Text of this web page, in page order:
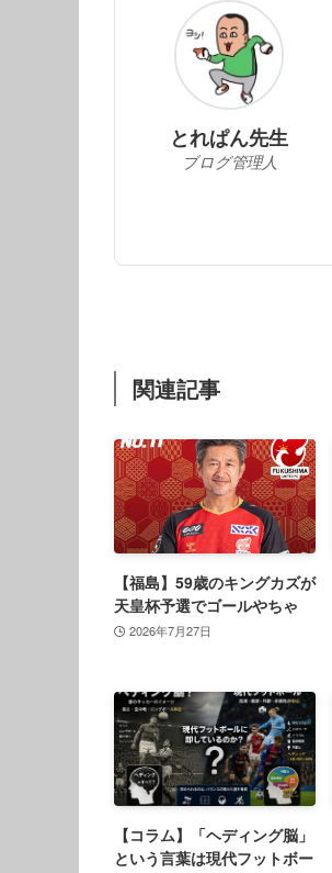
とれぱん先生
ブログ管理人
関連記事
【福島】59歳のキングカズが
天皇杯予選でゴールやちゃ
2026年7月27日
【コラム】「ヘディング脳」
という言葉は現代フットボー